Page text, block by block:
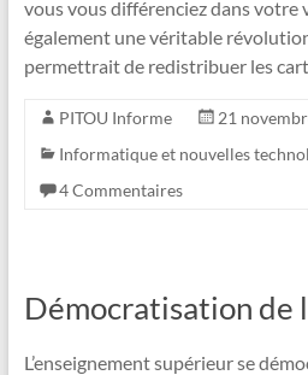
vous vous différenciez dans votre
également une véritable
permettrait de redistribuer les
PITOU Informe
21
Informatique et nouvelles
4 Commentaires
Démocratisation de
L’enseignement supérieur se